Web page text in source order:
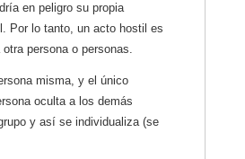
en peligro su propia
Por lo tanto, un acto hostil es
otra persona o personas.
misma, y el único
oculta a los demás
y así se individualiza (se